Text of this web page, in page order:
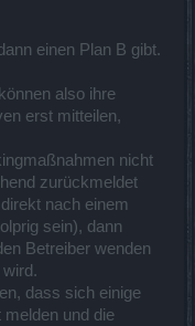
einen Plan B gibt.
also ihre
erst mitteilen,
nicht
zurückmeldet
nach einem
sein), dann
Betreiber wenden
dass sich einige
und die